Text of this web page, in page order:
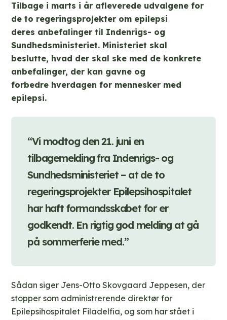
Tilbage i marts i år afleverede udvalgene for
de to regeringsprojekter om epilepsi
deres anbefalinger til Indenrigs- og
Sundhedsministeriet. Ministeriet skal
beslutte, hvad der skal ske med de konkrete
anbefalinger, der kan gavne og
forbedre hverdagen for mennesker med
epilepsi.
“Vi modtog den 21. juni en
tilbagemelding fra Indenrigs- og
Sundhedsministeriet – at de to
regeringsprojekter Epilepsihospitalet
har haft formandsskabet for er
godkendt. En rigtig god melding at gå
på sommerferie med.”
Sådan siger Jens-Otto Skovgaard Jeppesen, der
stopper som administrerende direktør for
Epilepsihospitalet Filadelfia, og som har stået i